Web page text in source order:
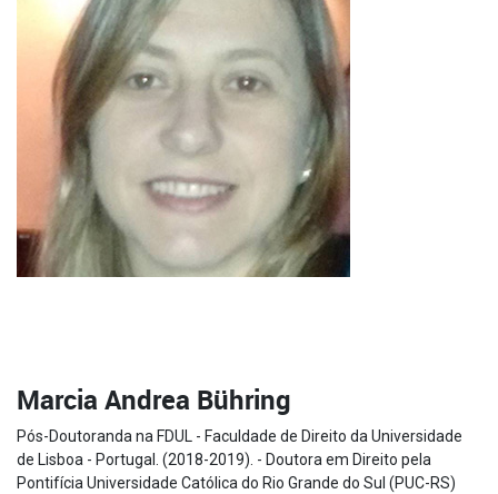
Marcia Andrea Bühring
Pós-Doutoranda na FDUL - Faculdade de Direito da Universidade
de Lisboa - Portugal. (2018-2019). - Doutora em Direito pela
Pontifícia Universidade Católica do Rio Grande do Sul (PUC-RS)